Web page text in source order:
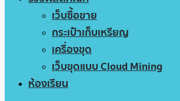
เว็บซื้อขาย
กระเป๋าเก็บเหรียญ
เครื่องขุด
เว็บขุดแบบ Cloud Mining
ห้องเรียน